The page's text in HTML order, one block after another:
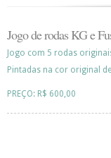
Jogo de rodas KG e
Jogo com 5 rodas
Pintadas na cor original
PREÇO: R$ 600,00